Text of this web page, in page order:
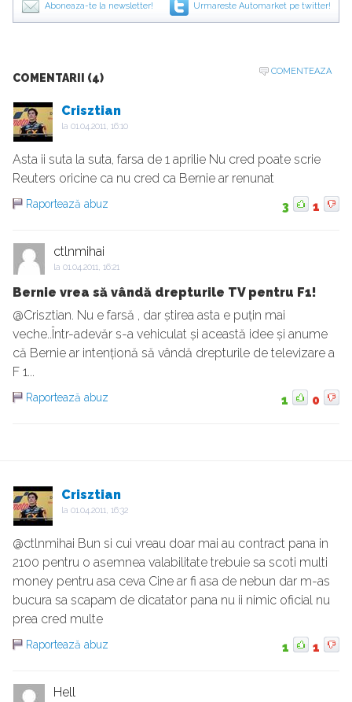
Aboneaza-te la newsletter! Urmareste Automarket pe twitter!
COMENTARII (4)
COMENTEAZA
Crisztian
la 01.04.2011, 16:10
Asta ii suta la suta, farsa de 1 aprilie Nu cred poate scrie
Reuters oricine ca nu cred ca Bernie ar renunat
Raportează abuz 3 1
ctlnmihai
la 01.04.2011, 16:21
Bernie vrea să vândă drepturile TV pentru F1!
@Crisztian. Nu e farsă , dar știrea asta e puțin mai
veche..Într-adevăr s-a vehiculat și această idee și anume
că Bernie ar intenționă să vândă drepturile de televizare a
F 1...
Raportează abuz 1 0
Crisztian
la 01.04.2011, 16:32
@ctlnmihai Bun si cui vreau doar mai au contract pana in
2100 pentru o asemnea valabilitate trebuie sa scoti multi
money pentru asa ceva Cine ar fi asa de nebun dar m-as
bucura sa scapam de dicatator pana nu ii nimic oficial nu
prea cred multe
Raportează abuz 1 1
Hell